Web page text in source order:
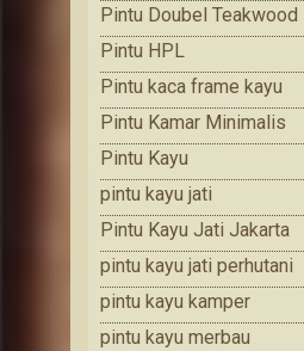
Pintu Doubel Teakwood
Pintu HPL
Pintu kaca frame kayu
Pintu Kamar Minimalis
Pintu Kayu
pintu kayu jati
Pintu Kayu Jati Jakarta
pintu kayu jati perhutani
pintu kayu kamper
pintu kayu merbau